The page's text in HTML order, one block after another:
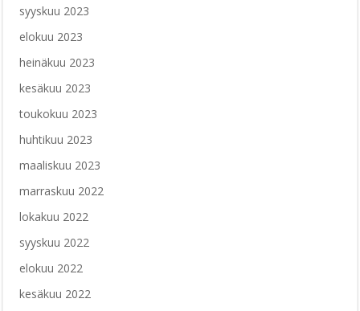
syyskuu 2023
elokuu 2023
heinäkuu 2023
kesäkuu 2023
toukokuu 2023
huhtikuu 2023
maaliskuu 2023
marraskuu 2022
lokakuu 2022
syyskuu 2022
elokuu 2022
kesäkuu 2022